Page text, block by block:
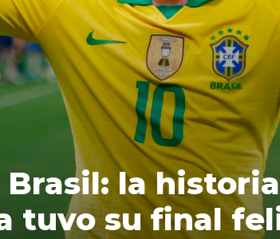
Brasil: la
tuvo su final